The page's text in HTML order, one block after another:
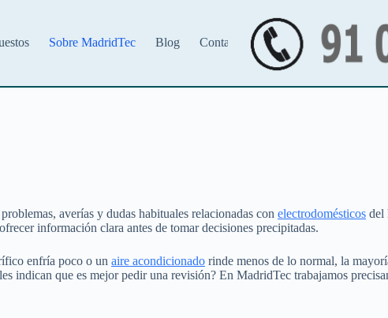
Sobre MadridTec Blog Contacto
averías y dudas habituales relacionadas con electrodomésticos del
información clara antes de tomar decisiones precipitadas.
enfría poco o un aire acondicionado rinde menos de lo normal, la
indican que es mejor pedir una revisión? En MadridTec trabajamos